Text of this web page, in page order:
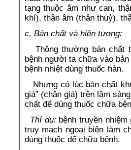
tạng thuộc âm như can,
khí), thận âm (thận thuỷ),
c, Bản chất và hiện tượng:
Thông thường bản chất
bệnh người ta chữa vào
bệnh nhiệt dùng thuốc hàn.
Nhưng có lúc bản chất
giả” (chân giả) trên lâm
chất để dùng thuốc chữa
Thí dụ: bệnh truyền
truỵ mạch ngoại biên làm
dùng thuốc để chữa bệnh.